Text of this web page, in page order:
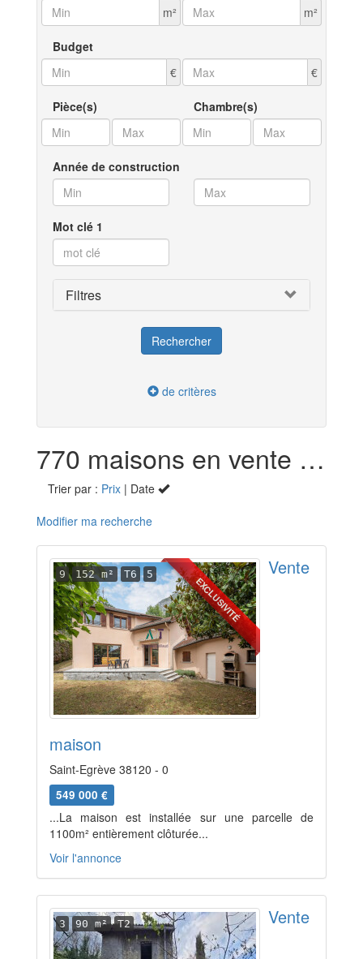
m²
m²
Budget
€
€
Pièce(s) Chambre(s)
Année de construction
Mot clé 1
Filtres
de critères
770 maisons en vente dans l'Isère (38)
Trier par : Prix | Date
Modifier ma recherche
EXCLUSIVITÉ
9 152 m² T6 5 Vente
maison
Saint-Egrève 38120 - 0
549 000 €
...La maison est installée sur une parcelle de
1100m² entièrement clôturée...
Voir l'annonce
3 90 m² T2 Vente